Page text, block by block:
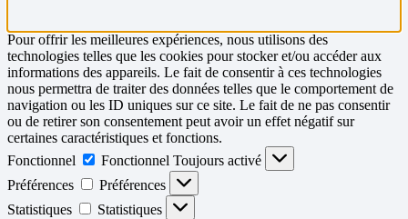
Pour offrir les meilleures expériences, nous utilisons des
technologies telles que les cookies pour stocker et/ou accéder aux
informations des appareils. Le fait de consentir à ces technologies
nous permettra de traiter des données telles que le comportement de
navigation ou les ID uniques sur ce site. Le fait de ne pas consentir
ou de retirer son consentement peut avoir un effet négatif sur
certaines caractéristiques et fonctions.
Fonctionnel
Fonctionnel Toujours activé
Préférences
Préférences
Statistiques
Statistiques